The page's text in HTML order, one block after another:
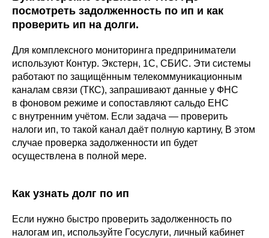
посмотреть задолженность по ип и как
проверить ип на долги.
Для комплексного мониторинга предприниматели
используют Контур. Экстерн, 1С, СБИС. Эти системы
работают по защищённым телекоммуникационным
каналам связи (ТКС), запрашивают данные у ФНС
в фоновом режиме и сопоставляют сальдо ЕНС
с внутренним учётом. Если задача — проверить
налоги ип, то такой канал даёт полную картину, В этом
случае проверка задолженности ип будет
осуществлена в полной мере.
Как узнать долг по ип
Если нужно быстро проверить задолженность по
налогам ип, используйте Госуслуги, личный кабинет